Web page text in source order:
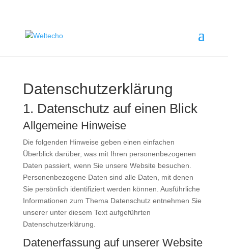
Datenschutzerklärung
1. Datenschutz auf einen Blick
Allgemeine Hinweise
Die folgenden Hinweise geben einen einfachen
Überblick darüber, was mit Ihren personenbezogenen
Daten passiert, wenn Sie unsere Website besuchen.
Personenbezogene Daten sind alle Daten, mit denen
Sie persönlich identifiziert werden können. Ausführliche
Informationen zum Thema Datenschutz entnehmen Sie
unserer unter diesem Text aufgeführten
Datenschutzerklärung.
Datenerfassung auf unserer Website